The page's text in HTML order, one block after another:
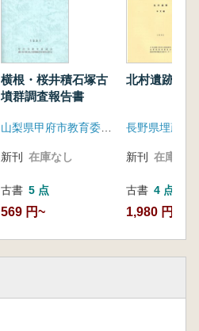
横根・桜井積石塚古
墳群調査報告書
新刊 在庫なし
古書 5 点
569 円~
北村遺跡
新刊 在庫なし
古書 4 点
1,980 円~